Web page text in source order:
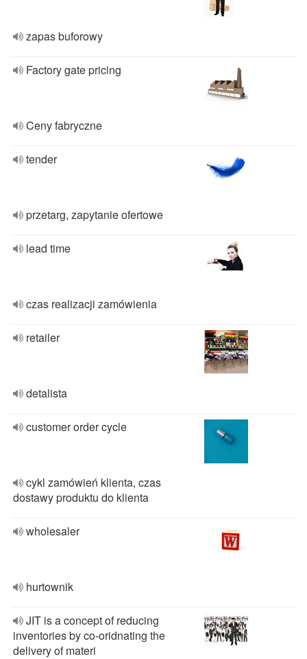
zapas buforowy
Factory gate pricing
Ceny fabryczne
tender
przetarg, zapytanie ofertowe
lead time
czas realizacji zamówienia
retailer
detalista
customer order cycle
cykl zamówień klienta, czas
dostawy produktu do klienta
wholesaler
hurtownik
JIT is a concept of reducing
inventories by co-oridnating the
delivery of materi